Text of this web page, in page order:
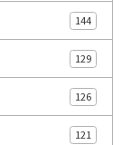
144
129
126
121